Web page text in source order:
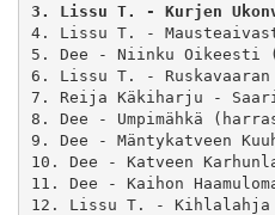
3. Lissu T. - Kurjen
4. Lissu T. -
5. Dee - Niinku
6. Lissu T. - Ruskavaaran
7. Reija Käkiharju -
8. Dee - Umpimähkä
9. Dee - Mäntykatveen
10. Dee - Katveen
11. Dee - Kaihon
12. Lissu T. - Kihlalahja